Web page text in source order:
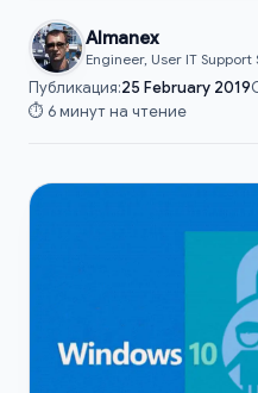
Almanex
Engineer, User IT Support
Публикация:25 February 2019
⏱️ 6 минут на чтение